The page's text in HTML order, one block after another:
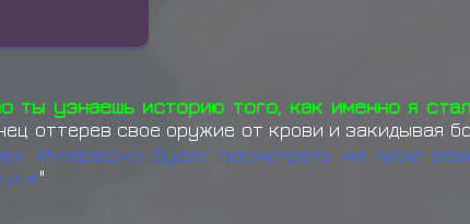
Сандайме
Сандайме Эй
ты узнаешь историю того, как именно я
оттерев свое оружие от крови и закидывая
Интересно будет посмотреть на твою
я."